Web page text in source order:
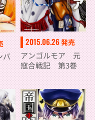
バ
2015.06.26発売
アンゴルモア 元
寇合戦記 第3巻